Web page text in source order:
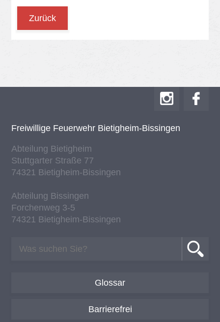
Zurück
Frei­wil­li­ge Feu­er­wehr Bie­tig­heim-Bis­sin­gen
Ab­tei­lung Bie­tig­heim
Stutt­gar­ter Stra­ße 77
74321 Bie­tig­heim-Bis­sin­gen
Ab­tei­lung Bis­sin­gen
For­chen­weg 3-5
74321 Bie­tig­heim-Bis­sin­gen
Glossar
Barrierefrei